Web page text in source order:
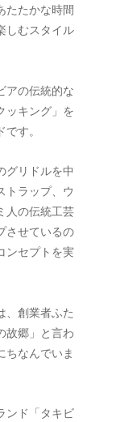
たたかな時間
しむスタイル
アの伝統的な
ッキング」を
す。
グリドルを中
トラップ、ウ
人の伝統工芸
させているの
ンセプトを実
、創業者ふた
故郷」と言わ
ちなんでいま
ンド「タキビ